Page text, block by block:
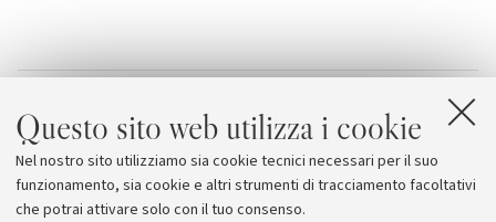
Questo sito web utilizza i cookie
Nel nostro sito utilizziamo sia cookie tecnici necessari per il suo
funzionamento, sia cookie e altri strumenti di tracciamento facoltativi
che potrai attivare solo con il tuo consenso.
Allegati
Una settimana per l'inclusione tra Culture,
Pratiche, Politiche